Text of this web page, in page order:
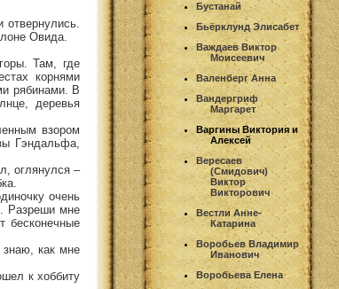
Овида.
Там, где
корнями
рябинами. В
деревья
взором
Гэндальфа,
оглянулся –
очень
Разреши мне
бесконечные
как мне
к хоббиту
Бустанай
Бьёрклунд Элисабет
Важдаев Виктор
Моисеевич
Валенберг Анна
Вандергриф
Маргарет
Варгины Виктория и
Алексей
Вересаев
(Смидович)
Виктор
Викторович
Вестли Анне-
Катарина
Воробьев Владимир
Иванович
Воробьева Елена